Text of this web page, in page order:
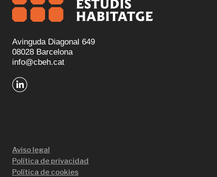
Avinguda Diagonal 649
08028 Barcelona
info@cbeh.cat
Aviso legal
Política de privacidad
Política de cookies